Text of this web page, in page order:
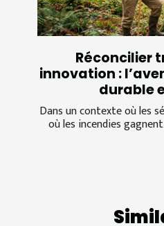
Réconcilier
innovation :
durable
Dans un contexte où les
où les incendies